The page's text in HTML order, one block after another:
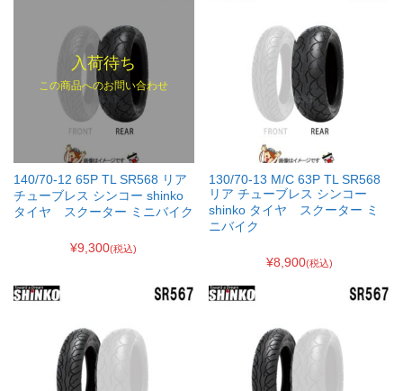
入荷待ち
この商品へのお問い合わせ
140/70-12 65P TL SR568 リア
チューブレス シンコー shinko
タイヤ スクーター ミニバイク
¥9,300(税込)
130/70-13 M/C 63P TL SR568
リア チューブレス シンコー
shinko タイヤ スクーター ミ
ニバイク
¥8,900(税込)